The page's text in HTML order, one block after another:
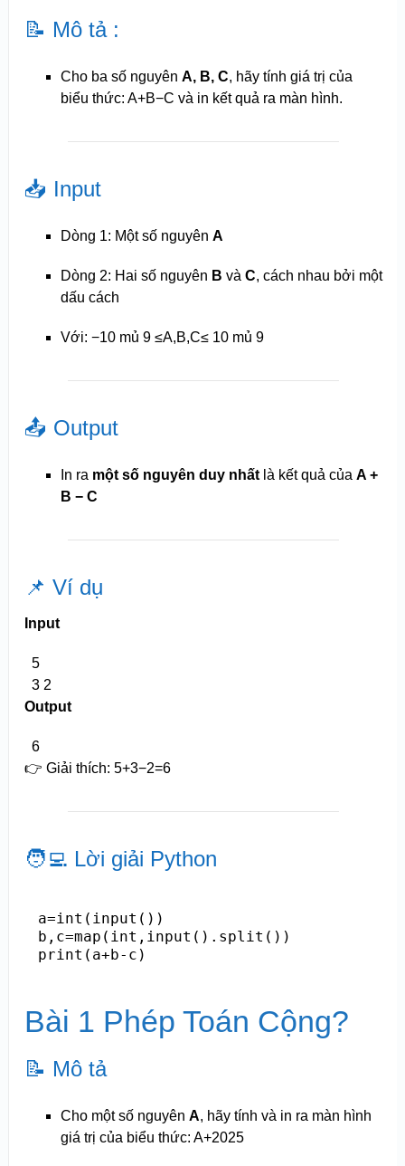
📝 Mô tả :
Cho ba số nguyên A, B, C, hãy tính giá trị của
biểu thức: A+B−C và in kết quả ra màn hình.
📥 Input
Dòng 1: Một số nguyên A
Dòng 2: Hai số nguyên B và C, cách nhau bởi một
dấu cách
Với: −10 mủ 9 ≤A,B,C≤ 10 mủ 9
📤 Output
In ra một số nguyên duy nhấtlà kết quả của A +
B − C
📌 Ví dụ
Input
5
3 2
Output
6
👉 Giải thích: 5+3−2=6
🧑‍💻 Lời giải Python
a=int(input())
b,c=map(int,input().split())
print(a+b-c)
Bài 1 Phép Toán Cộng?
📝 Mô tả
Cho một số nguyên A, hãy tính và in ra màn hình
giá trị của biểu thức: A+2025